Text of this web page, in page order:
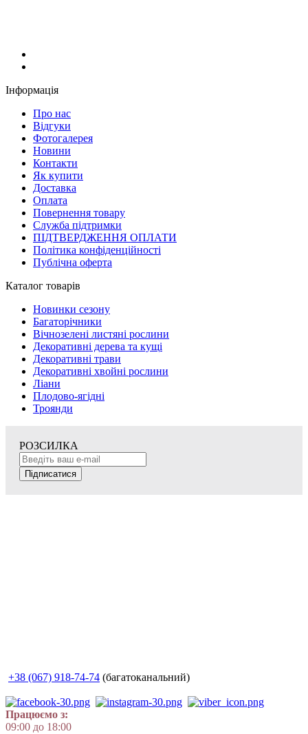
Інформація
Про нас
Відгуки
Фотогалерея
Новини
Контакти
Як купити
Доставка
Оплата
Повернення товару
Служба підтримки
ПІДТВЕРДЖЕННЯ ОПЛАТИ
Політика конфіденційності
Публічна оферта
Каталог товарів
Новинки сезону
Багаторічники
Вічнозелені листяні рослини
Декоративні дерева та кущі
Декоративні трави
Декоративні хвойні рослини
Ліани
Плодово-ягідні
Троянди
РОЗСИЛКА
Підписатися
+38 (067) 918-74-74 (багатоканальний)
Працюємо з:
09:00 до 18:00